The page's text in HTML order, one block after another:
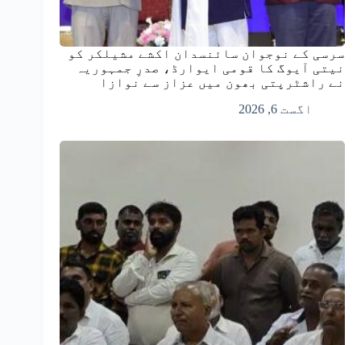
سرسی کے نوجوان سائنسدان اکشے مشیلکر کو
نیتی آیوگ کا قومی ایوارڈ، صدرِ جمہوریہ
نے راشٹرپتی بھون میں عزاز سے نوازا
اگست 6, 2026